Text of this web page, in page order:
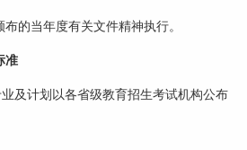
的当年度有关文件精神执行。
准
及计划以各省级教育招生考试机构公布